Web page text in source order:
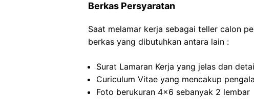
Berkas Persyaratan
Saat melamar kerja sebagai teller calon
berkas yang dibutuhkan antara lain :
Surat Lamaran Kerja yang jelas dan
Curiculum Vitae yang mencakup
Foto berukuran 4×6 sebanyak 2 lembar